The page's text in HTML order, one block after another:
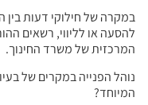
במקרה של חילוקי דעות בין
להסעה או לליווי, רשאים
המרכזית של משרד החינוך.
נוהל הפנייה במקרים של
המיוחד?